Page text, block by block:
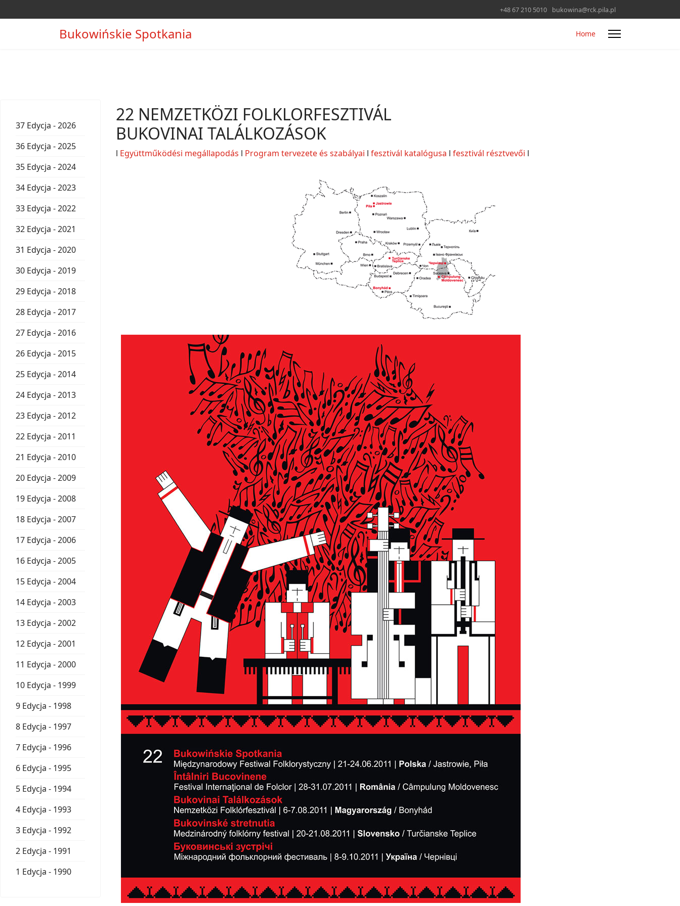
+48 67 210 5010 bukowina@rck.pila.pl
Bukowińskie Spotkania Home
37 Edycja - 2026
36 Edycja - 2025
35 Edycja - 2024
34 Edycja - 2023
33 Edycja - 2022
32 Edycja - 2021
31 Edycja - 2020
30 Edycja - 2019
29 Edycja - 2018
28 Edycja - 2017
27 Edycja - 2016
26 Edycja - 2015
25 Edycja - 2014
24 Edycja - 2013
23 Edycja - 2012
22 Edycja - 2011
21 Edycja - 2010
20 Edycja - 2009
19 Edycja - 2008
18 Edycja - 2007
17 Edycja - 2006
16 Edycja - 2005
15 Edycja - 2004
14 Edycja - 2003
13 Edycja - 2002
12 Edycja - 2001
11 Edycja - 2000
10 Edycja - 1999
9 Edycja - 1998
8 Edycja - 1997
7 Edycja - 1996
6 Edycja - 1995
5 Edycja - 1994
4 Edycja - 1993
3 Edycja - 1992
2 Edycja - 1991
1 Edycja - 1990
22 NEMZETKÖZI FOLKLORFESZTIVÁL
BUKOVINAI TALÁLKOZÁSOK
l Együttműködési megállapodás l Program tervezete és szabályai l fesztivál katalógusa l fesztivál résztvevői l